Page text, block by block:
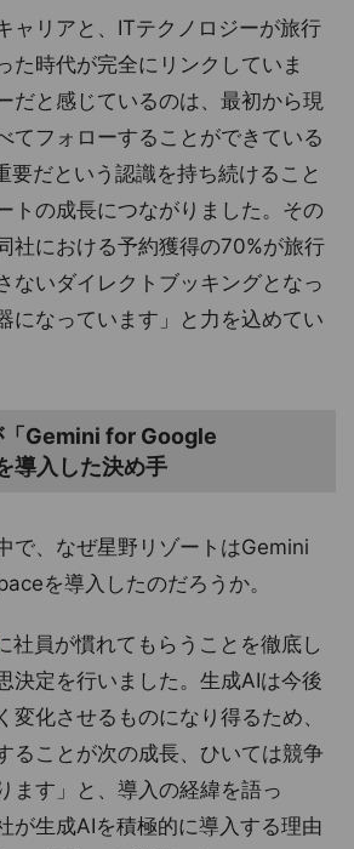
ャリアと、ITテクノロジーが旅行
た時代が完全にリンクしていま
だと感じているのは、最初から現
てフォローすることができている
要だという認識を持ち続けること
トの成長につながりました。その
社における予約獲得の70%が旅行
ないダイレクトブッキングとなっ
になっています」と力を込めてい
「Gemini for Google
導入した決め手
で、なぜ星野リゾートはGemini
を導入したのだろうか。
社員が慣れてもらうことを徹底し
決定を行いました。生成AIは今後
変化させるものになり得るため、
ることが次の成長、ひいては競争
ます」と、導入の経緯を語っ
が生成AIを積極的に導入する理由